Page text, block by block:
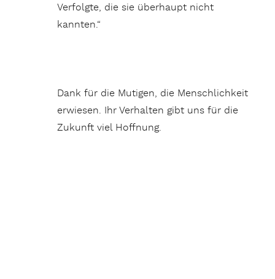
Verfolgte, die sie überhaupt nicht
kannten.“
Dank für die Mutigen, die Menschlichkeit
erwiesen. Ihr Verhalten gibt uns für die
Zukunft viel Hoffnung.